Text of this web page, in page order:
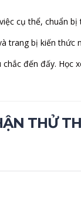
cụ thể, chuẩn bị
trang bị kiến thức
đến đấy. Học
THỬ